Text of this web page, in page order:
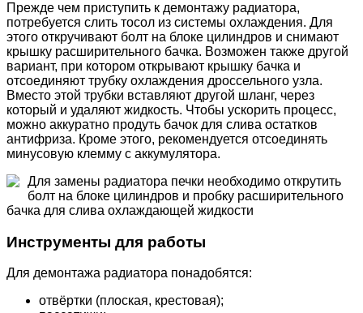
Прежде чем приступить к демонтажу радиатора,
потребуется слить тосол из системы охлаждения. Для
этого откручивают болт на блоке цилиндров и снимают
крышку расширительного бачка. Возможен также другой
вариант, при котором открывают крышку бачка и
отсоединяют трубку охлаждения дроссельного узла.
Вместо этой трубки вставляют другой шланг, через
который и удаляют жидкость. Чтобы ускорить процесс,
можно аккуратно продуть бачок для слива остатков
антифриза. Кроме этого, рекомендуется отсоединять
минусовую клемму с аккумулятора.
Для замены радиатора печки необходимо открутить
болт на блоке цилиндров и пробку расширительного
бачка для слива охлаждающей жидкости
Инструменты для работы
Для демонтажа радиатора понадобятся:
отвёртки (плоская, крестовая);